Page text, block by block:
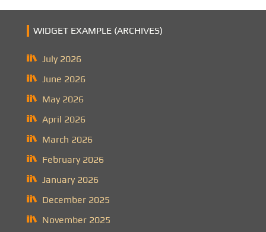
WIDGET EXAMPLE (ARCHIVES)
July 2026
June 2026
May 2026
April 2026
March 2026
February 2026
January 2026
December 2025
November 2025